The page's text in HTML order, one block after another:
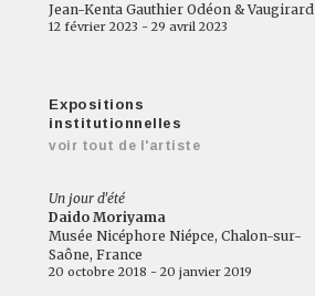
Jean-Kenta Gauthier Odéon & Vaugirard
12 février 2023 - 29 avril 2023
Expositions
institutionnelles
voir tout de l'artiste
Un jour d'été
Daido Moriyama
Musée Nicéphore Niépce, Chalon-sur-
Saône, France
20 octobre 2018 - 20 janvier 2019